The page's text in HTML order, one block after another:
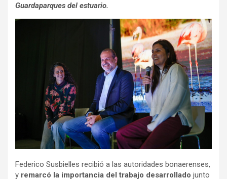
Guardaparques del estuario.
Federico Susbielles recibió a las autoridades bonaerenses,
y remarcó la importancia del trabajo desarrollado junto